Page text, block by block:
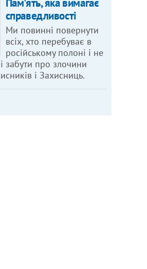
Пам'ять, яка вимагає
справедливості
Ми повинні повернути
всіх, хто перебуває в
російському полоні і не
забути про злочини
і Захисниць.